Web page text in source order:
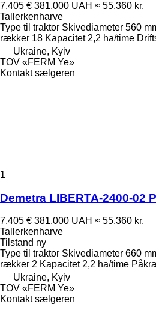
7.405 € 381.000 UAH ≈ 55.360 kr.
Tallerkenharve
Type til traktor Skivediameter 560
rækker 18 Kapacitet 2,2 ha/time
Ukraine, Kyiv
TOV «FERM Ye»
Kontakt sælgeren
1
Demetra LIBERTA-2400-02
7.405 € 381.000 UAH ≈ 55.360 kr.
Tallerkenharve
Tilstand ny
Type til traktor Skivediameter 660
rækker 2 Kapacitet 2,2 ha/time
Ukraine, Kyiv
TOV «FERM Ye»
Kontakt sælgeren